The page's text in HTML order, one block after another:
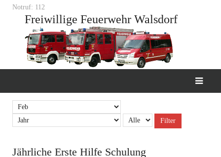
Notruf: 112
Freiwillige Feuerwehr Walsdorf
Filter
Jährliche Erste Hilfe Schulung